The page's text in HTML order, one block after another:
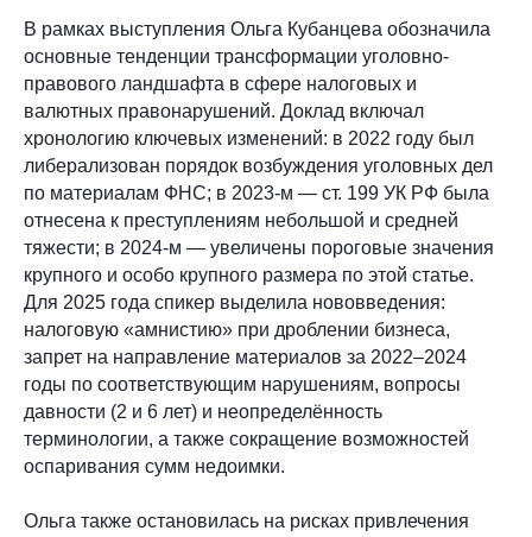
В рамках выступления Ольга Кубанцева обозначила
основные тенденции трансформации уголовно-
правового ландшафта в сфере налоговых и
валютных правонарушений. Доклад включал
хронологию ключевых изменений: в 2022 году был
либерализован порядок возбуждения уголовных дел
по материалам ФНС; в 2023-м — ст. 199 УК РФ была
отнесена к преступлениям небольшой и средней
тяжести; в 2024-м — увеличены пороговые значения
крупного и особо крупного размера по этой статье.
Для 2025 года спикер выделила нововведения:
налоговую «амнистию» при дроблении бизнеса,
запрет на направление материалов за 2022–2024
годы по соответствующим нарушениям, вопросы
давности (2 и 6 лет) и неопределённость
терминологии, а также сокращение возможностей
оспаривания сумм недоимки.
Ольга также остановилась на рисках привлечения